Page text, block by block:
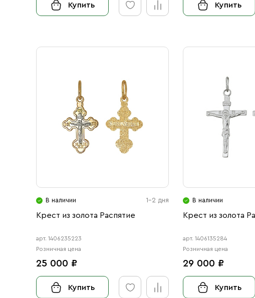
Купить Купить
В наличии 1-2 дня
Крест из золота Распятие
арт. 1406235223
Розничная цена
25 000 ₽
Купить
В наличии
Крест из золота
арт. 1406135284
Розничная цена
29 000 ₽
Купить